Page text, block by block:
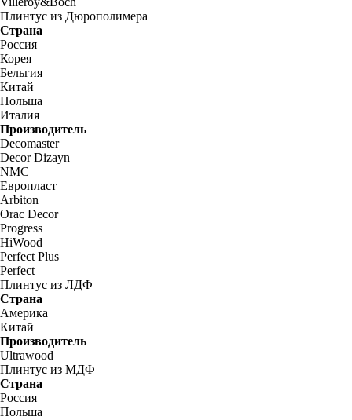
Плинтус из Дюрополимера
Страна
Россия
Корея
Бельгия
Китай
Польша
Италия
Производитель
Decomaster
Decor Dizayn
NMC
Европласт
Arbiton
Orac Decor
Progress
HiWood
Perfect Plus
Perfect
Плинтус из ЛДФ
Страна
Америка
Китай
Производитель
Ultrawood
Плинтус из МДФ
Страна
Россия
Польша